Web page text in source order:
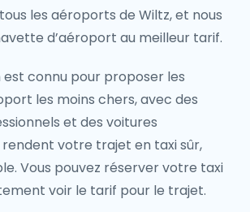
les aéroports de Wiltz, et nous
d’aéroport au meilleur tarif.
connu pour proposer les
les moins chers, avec des
et des voitures
votre trajet en taxi sûr,
Vous pouvez réserver votre taxi
voir le tarif pour le trajet.